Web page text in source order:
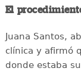
El
Juana Santos,
clínica y afirmó
donde estaba